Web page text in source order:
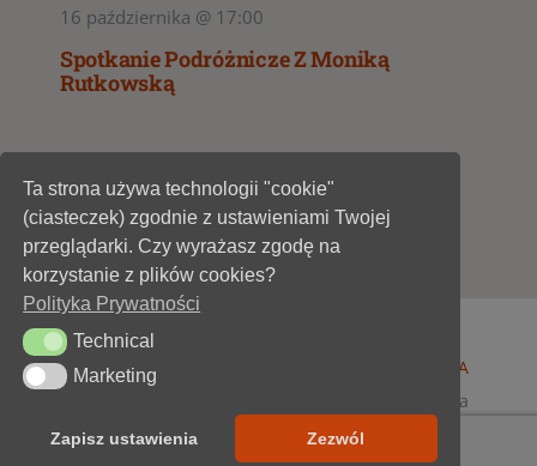
16 października @ 17:00
Spotkanie Podróżnicze Z Moniką
Rutkowską
2 3
© 1947 - 2026 •
Miejska Biblioteka Publiczna im. A
• wszelkie prawa
zastrzeżone • projekt i realizacjaSOKÓŁ-IT
Ta strona używa technologii "cookie"
(ciasteczek) zgodnie z ustawieniami Twojej
przeglądarki. Czy wyrażasz zgodę na
korzystanie z plików cookies?
Polityka Prywatności
TechnicalTechnical
MarketingMarketing
Zapisz ustawienia Zezwól